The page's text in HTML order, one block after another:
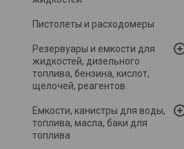
Пистолеты и расходомеры
Резервуары и емкости для
жидкостей, дизельного
топлива, бензина, кислот,
щелочей, реагентов.
Емкости, канистры для воды,
топлива, масла, баки для
топлива